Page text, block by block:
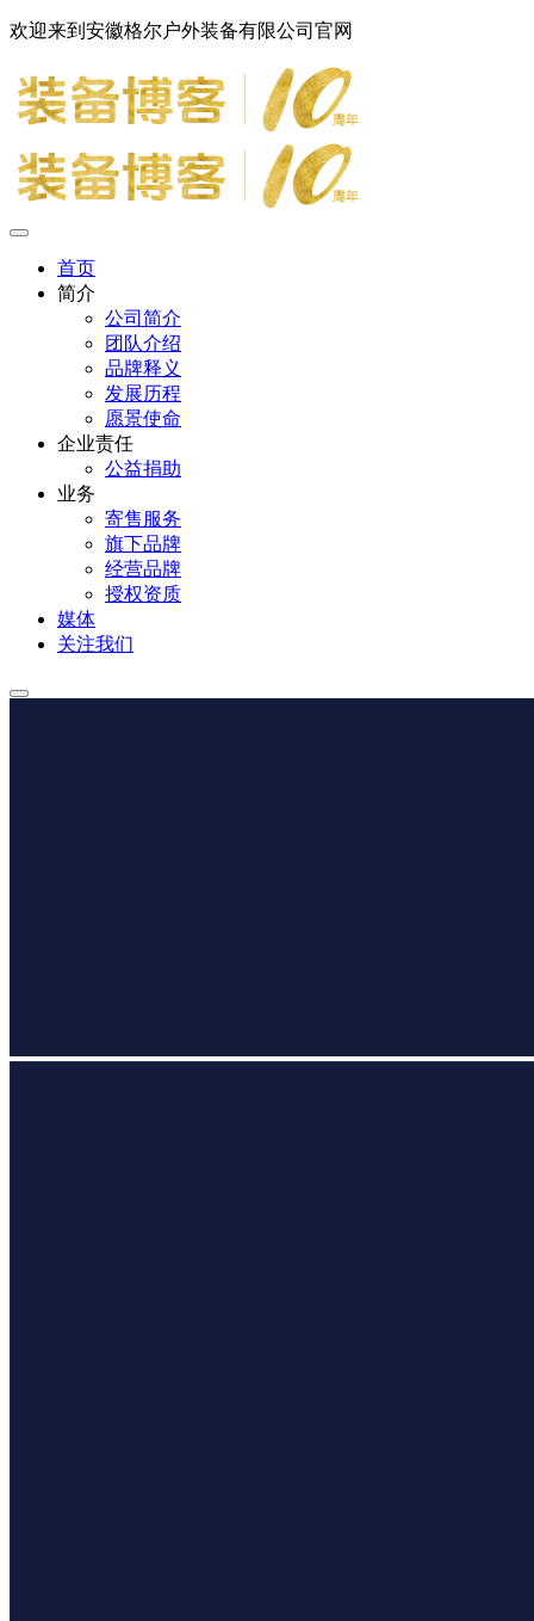
欢迎来到安徽格尔户外装备有限公司官网
首页
简介
公司简介
团队介绍
品牌释义
发展历程
愿景使命
企业责任
公益捐助
业务
寄售服务
旗下品牌
经营品牌
授权资质
媒体
关注我们